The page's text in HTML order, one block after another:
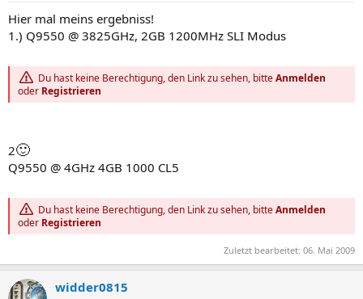
Hier mal meins ergebniss!
1.) Q9550 @ 3825GHz, 2GB 1200MHz SLI Modus
Du hast keine Berechtigung, den Link zu sehen, bitteAnmelden
oder Registrieren
2🙂
Q9550 @ 4GHz 4GB 1000 CL5
Du hast keine Berechtigung, den Link zu sehen, bitteAnmelden
oder Registrieren
Zuletzt bearbeitet: 06. Mai 2009
widder0815